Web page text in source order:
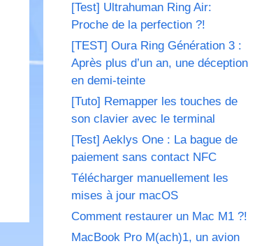
[Test] Ultrahuman Ring Air:
Proche de la perfection ?!
[TEST] Oura Ring Génération 3 :
Après plus d’un an, une déception
en demi-teinte
[Tuto] Remapper les touches de
son clavier avec le terminal
[Test] Aeklys One : La bague de
paiement sans contact NFC
Télécharger manuellement les
mises à jour macOS
Comment restaurer un Mac M1 ?!
MacBook Pro M(ach)1, un avion